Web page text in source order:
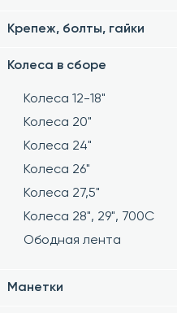
Крепеж, болты, гайки
Колеса в сборе
Колеса 12-18"
Колеса 20"
Колеса 24"
Колеса 26"
Колеса 27,5"
Колеса 28", 29", 700С
Ободная лента
Манетки